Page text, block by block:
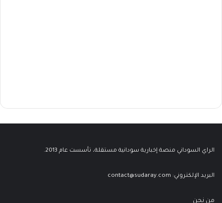
الراي السوداني منصة إخبارية سودانية مستقلة، تأسست عام 2013.
البريد الإلكتروني: contact@sudaray.com
من نحن